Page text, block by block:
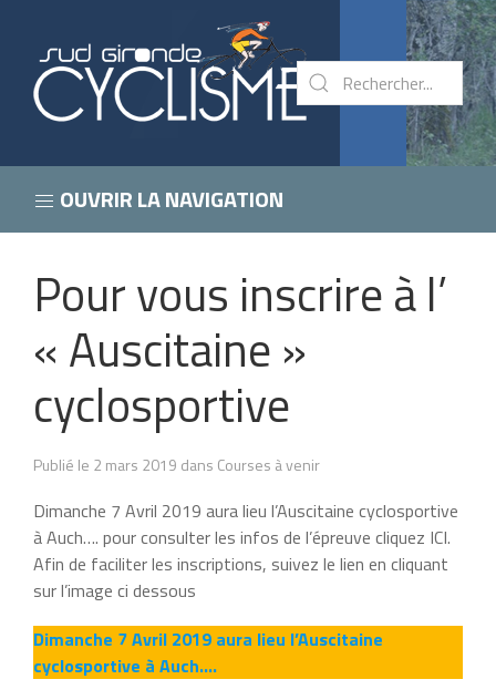
OUVRIR LA NAVIGATION
Pour vous inscrire à l’
« Auscitaine »
cyclosportive
Publié le 2 mars 2019 dans Courses à venir
Dimanche 7 Avril 2019 aura lieu l’Auscitaine cyclosportive
à Auch…. pour consulter les infos de l’épreuve cliquez ICI.
Afin de faciliter les inscriptions, suivez le lien en cliquant
sur l’image ci dessous
Dimanche 7 Avril 2019 aura lieu l’Auscitaine
cyclosportive à Auch….